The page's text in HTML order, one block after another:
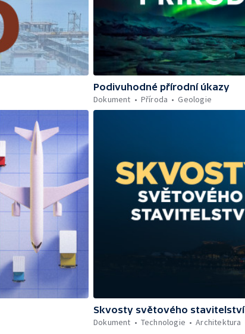
Podivuhodné přírodní úkazy
Dokument
Příroda Geologie
Skvosty světového stavitelství
Dokument
Technologie Architektura